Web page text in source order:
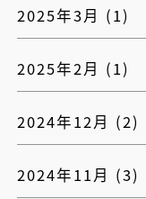
2025年3月 (1)
2025年2月 (1)
2024年12月 (2)
2024年11月 (3)